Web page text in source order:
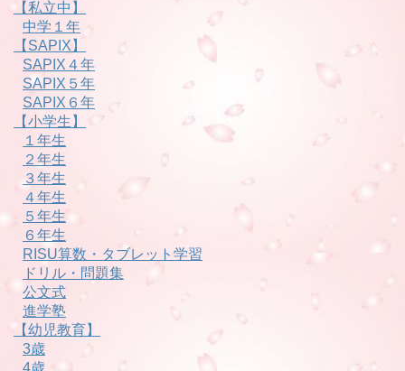
【私立中】
中学１年
【SAPIX】
SAPIX４年
SAPIX５年
SAPIX６年
【小学生】
１年生
２年生
３年生
４年生
５年生
６年生
RISU算数・タブレット学習
ドリル・問題集
公文式
進学塾
【幼児教育】
3歳
4歳